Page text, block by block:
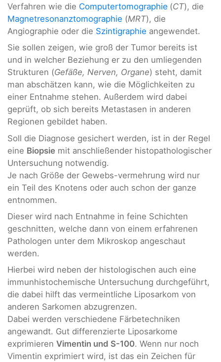
Verfahren wie die Computertomographie (CT), die
Magnetresonanztomographie (MRT), die
Angiographie oder die Szintigraphie angewendet.
Sie sollen zeigen, wie groß der Tumor bereits ist
und in welcher Beziehung er zu den umliegenden
Strukturen (Gefäße, Nerven, Organe) steht, damit
man abschätzen kann, wie die Möglichkeiten zu
einer Entnahme stehen. Außerdem wird dabei
geprüft, ob sich bereits Metastasen in anderen
Regionen gebildet haben.
Soll die Diagnose gesichert werden, ist in der Regel
eine Biopsie mit anschließender histopathologischer
Untersuchung notwendig.
Je nach Größe der Gewebs-vermehrung wird nur
ein Teil des Knotens oder auch schon der ganze
entnommen.
Dieser wird nach Entnahme in feine Schichten
geschnitten, welche dann von einem erfahrenen
Pathologen unter dem Mikroskop angeschaut
werden.
Hierbei wird neben der histologischen auch eine
immunhistochemische Untersuchung durchgeführt,
die dabei hilft das vermeintliche Liposarkom von
anderen Sarkomen abzugrenzen.
Dabei werden verschiedene Färbetechniken
angewandt. Gut differenzierte Liposarkome
exprimieren Vimentin und S-100. Wenn nur noch
Vimentin exprimiert wird, ist das ein Zeichen für